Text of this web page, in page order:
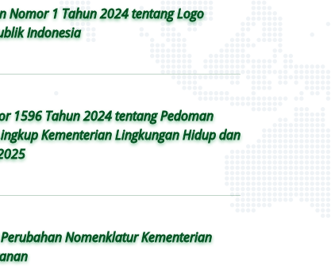
Nomor 1 Tahun 2024 tentang Logo
Indonesia
1596 Tahun 2024 tentang Pedoman
Kementerian Lingkungan Hidup dan
Nomenklatur Kementerian